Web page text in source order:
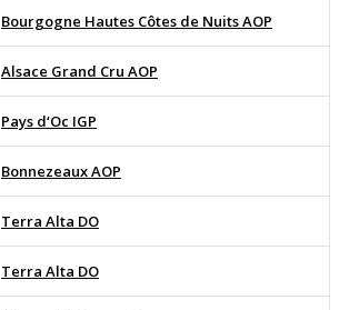
Bourgogne Hautes Côtes de Nuits AOP
Alsace Grand Cru AOP
Pays d‘Oc IGP
Bonnezeaux AOP
Terra Alta DO
Terra Alta DO